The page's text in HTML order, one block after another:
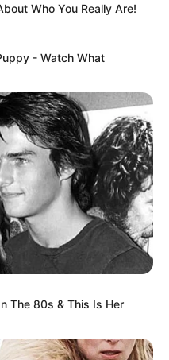
Who You Really Are!
- Watch What
The 80s & This Is Her